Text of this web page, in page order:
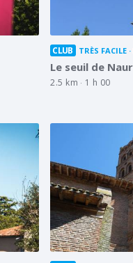
CLUB TRÈS FACILE
Le seuil de
2.5 km 1 h 00